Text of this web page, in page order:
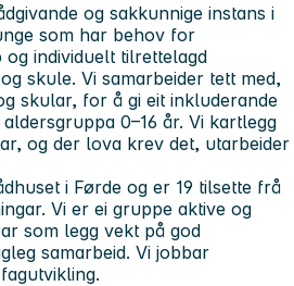
og sakkunnige instans i
som har behov for
og individuelt tilrettelagd
skule. Vi samarbeider tett med,
skular, for å gi eit inkluderande
0–16 år. Vi kartlegg
og der lova krev det, utarbeider
i Førde og er 19 tilsette frå
Vi er ei gruppe aktive og
som legg vekt på god
samarbeid. Vi jobbar